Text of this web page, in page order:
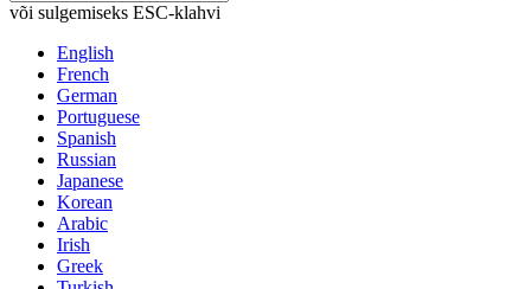
või sulgemiseks ESC-klahvi
English
French
German
Portuguese
Spanish
Russian
Japanese
Korean
Arabic
Irish
Greek